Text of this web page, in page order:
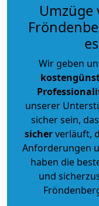
Umzüge
Wir geben
unserer
sicher sein,
sicherverläuft,
Anforderungen
haben die
und